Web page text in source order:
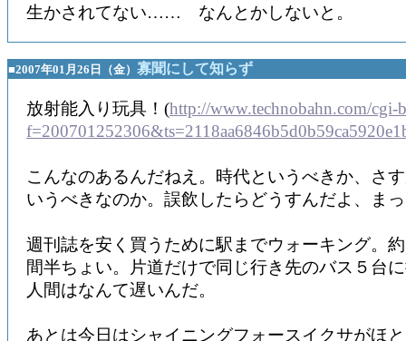
生かされてない…… なんとかしないと。
■2007年01月26日（金） 寡聞にして知らず
放射能入り玩具！(http://www.technobahn.com/cgi-
こんなのあるんだねえ。時代というべきか、さ
いうべきなのか。誤飲したらどうすんだよ、ま
週刊誌を安く買うために駅までウォーキング。
間半ちょい。片道だけで同じ行き先のバス５
人間はなんて遅いんだ。
あとは今日はシャイニングフォースイクサがほ